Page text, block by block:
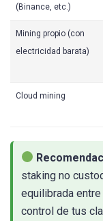
(Binance, etc.)
Mining propio (con
electricidad barata)
Cloud mining
staking no
equilibrada
control de tus